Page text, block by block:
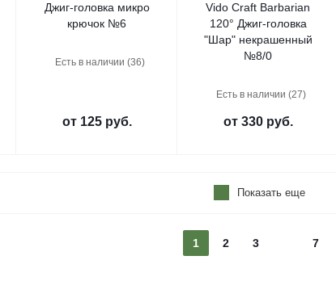
Джиг-головка микро
крючок №6
Есть в наличии (36)
от 125 руб.
Vido Craft Barbarian
120° Джиг-головка
"Шар" некрашенный
№8/0
Есть в наличии (27)
от 330 руб.
Показать еще
1 2 3 7